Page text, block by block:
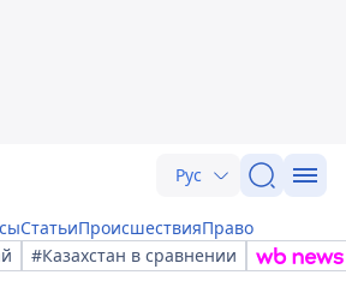
Рус
СтатьиПроисшествияПраво
#Казахстан в сравнении